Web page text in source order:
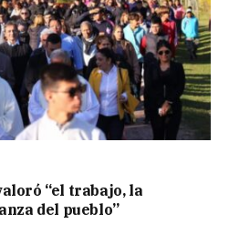
“el trabajo, la
del pueblo”